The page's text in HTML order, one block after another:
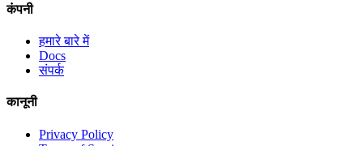
कंपनी
हमारे बारे में
Docs
संपर्क
कानूनी
Privacy Policy